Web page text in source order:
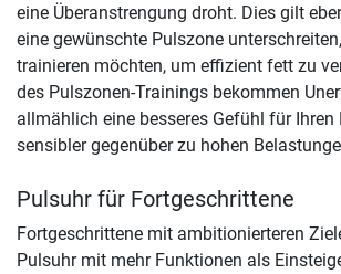
eine Überanstrengung droht. Dies gilt
eine gewünschte Pulszone
trainieren möchten, um effizient fett zu
des Pulszonen-Trainings bekommen
allmählich eine besseres Gefühl für Ihren
sensibler gegenüber zu hohen
Pulsuhr für Fortgeschrittene
Fortgeschrittene mit ambitionierteren
Pulsuhr mit mehr Funktionen als